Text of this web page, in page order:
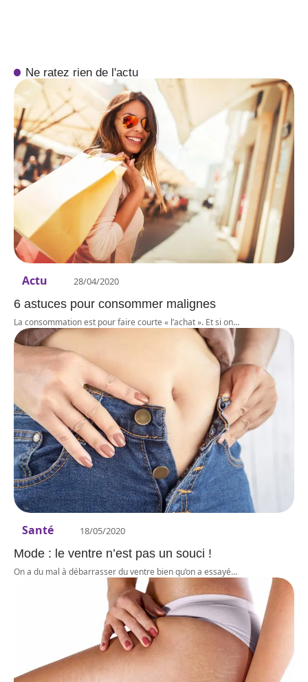
Ne ratez rien de l'actu
Actu 28/04/2020
6 astuces pour consommer malignes
La consommation est pour faire courte « l’achat ». Et si on…
Santé 18/05/2020
Mode : le ventre n’est pas un souci !
On a du mal à débarrasser du ventre bien qu’on a essayé…